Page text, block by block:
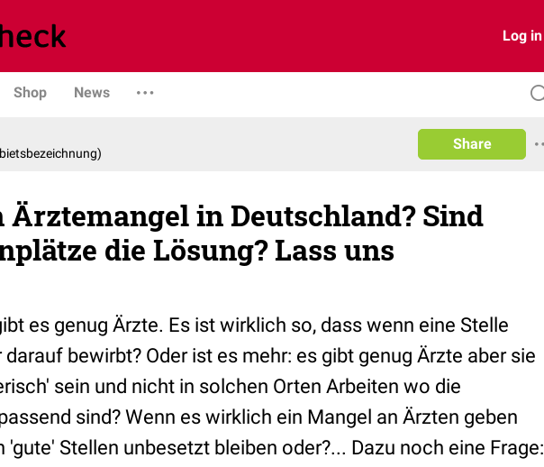
Log in
Shop News
Share
Ärztemangel in Deutschland? Sind
die Lösung? Lass uns
es genug Ärzte. Es ist wirklich so, dass wenn eine Stelle
bewirbt? Oder ist es mehr: es gibt genug Ärzte aber sie
sein und nicht in solchen Orten Arbeiten wo die
sind? Wenn es wirklich ein Mangel an Ärzten geben
'gute' Stellen unbesetzt bleiben oder?... Dazu noch eine Frage: